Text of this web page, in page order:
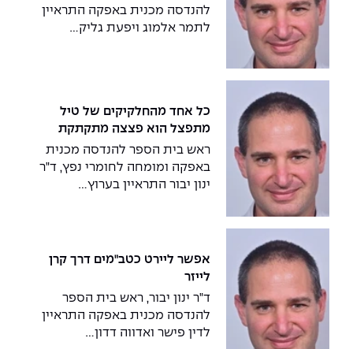
להנדסה מכנית באפקה התראיין
לתמר אלמוג ויפעת גליק...
כל אחד מהחלקיקים של טיל
מתפצל הוא פצצה מתקתקת
ראש בית הספר להנדסה מכנית
באפקה ומומחה לחומרי נפץ, ד"ר
ינון יבור התראיין בערוץ...
אפשר ליירט כטב"מים דרך קרן
לייזר
ד"ר ינון יבור, ראש בית הספר
להנדסה מכנית באפקה התראיין
לדין פישר ואדווה דדון...